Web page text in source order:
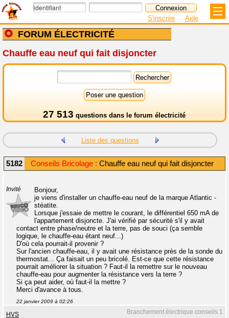
FORUM ÉLECTRICITÉ
S'inscrire Aide
Chauffe eau neuf qui fait disjoncter
27 513 questions dans le forum électricité
Liste des questions
5182 Conseils Bricolage : Chauffe eau neuf qui fait disjoncter
Invité
Bonjour,
je viens d'installer un chauffe-eau neuf de la marque Atlantic -
stéatite.
Lorsque j'essaie de mettre le courant, le différentiel 650 mA de
l'appartement disjoncte. J'ai vérifié par sécurité s'il y avait
contact entre phase/neutre et la terre, pas de souci (ça semble
logique, le chauffe-eau étant neuf...)
D'où cela pourrait-il provenir ?
Sur l'ancien chauffe-eau, il y avait une résistance près de la sonde du
thermostat... Ça faisait un peu bricolé. Est-ce que cette résistance
pourrait améliorer la situation ? Faut-il la remettre sur le nouveau
chauffe-eau pour augmenter la résistance vers la terre ?
Si ça peut aider, où faut-il la mettre ?
Merci d'avance à tous.
22 janvier 2009 à 02:26
Branchement électrique conseils 1
HVS